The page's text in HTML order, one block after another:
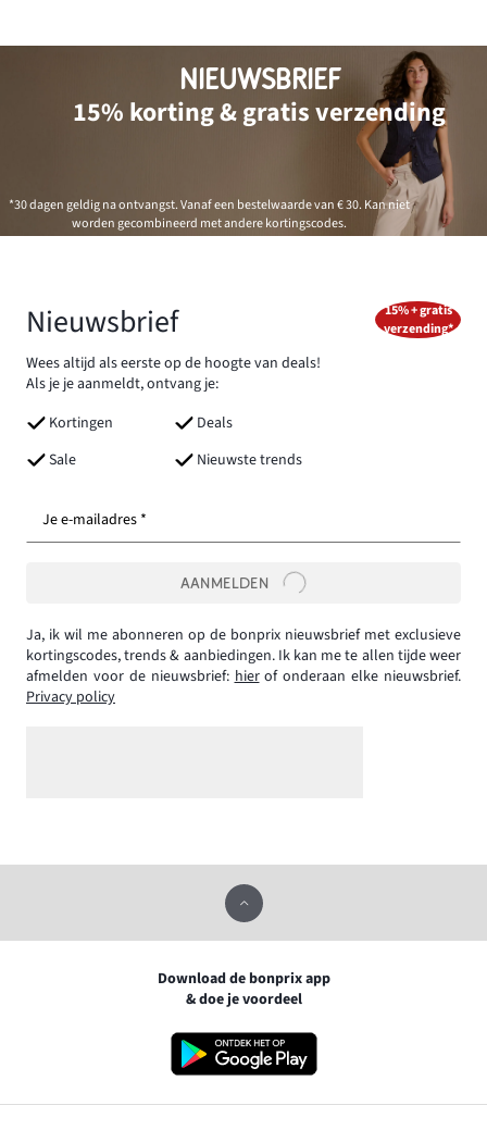
NIEUWSBRIEF
15% korting & gratis verzending
*30 dagen geldig na ontvangst. Vanaf een bestelwaarde van € 30. Kan niet
worden gecombineerd met andere kortingscodes.
Nieuwsbrief
Wees altijd als eerste op de hoogte van deals!
Als je je aanmeldt, ontvang je:
Kortingen
Deals
Sale
Nieuwste trends
15% + gratis
verzending*
Je e-mailadres *
AANMELDEN
Ja, ik wil me abonneren op de bonprix nieuwsbrief met exclusieve
kortingscodes, trends & aanbiedingen. Ik kan me te allen tijde weer
afmelden voor de nieuwsbrief: hierof onderaan elke nieuwsbrief.
Privacy policy
Download de bonprix app
& doe je voordeel